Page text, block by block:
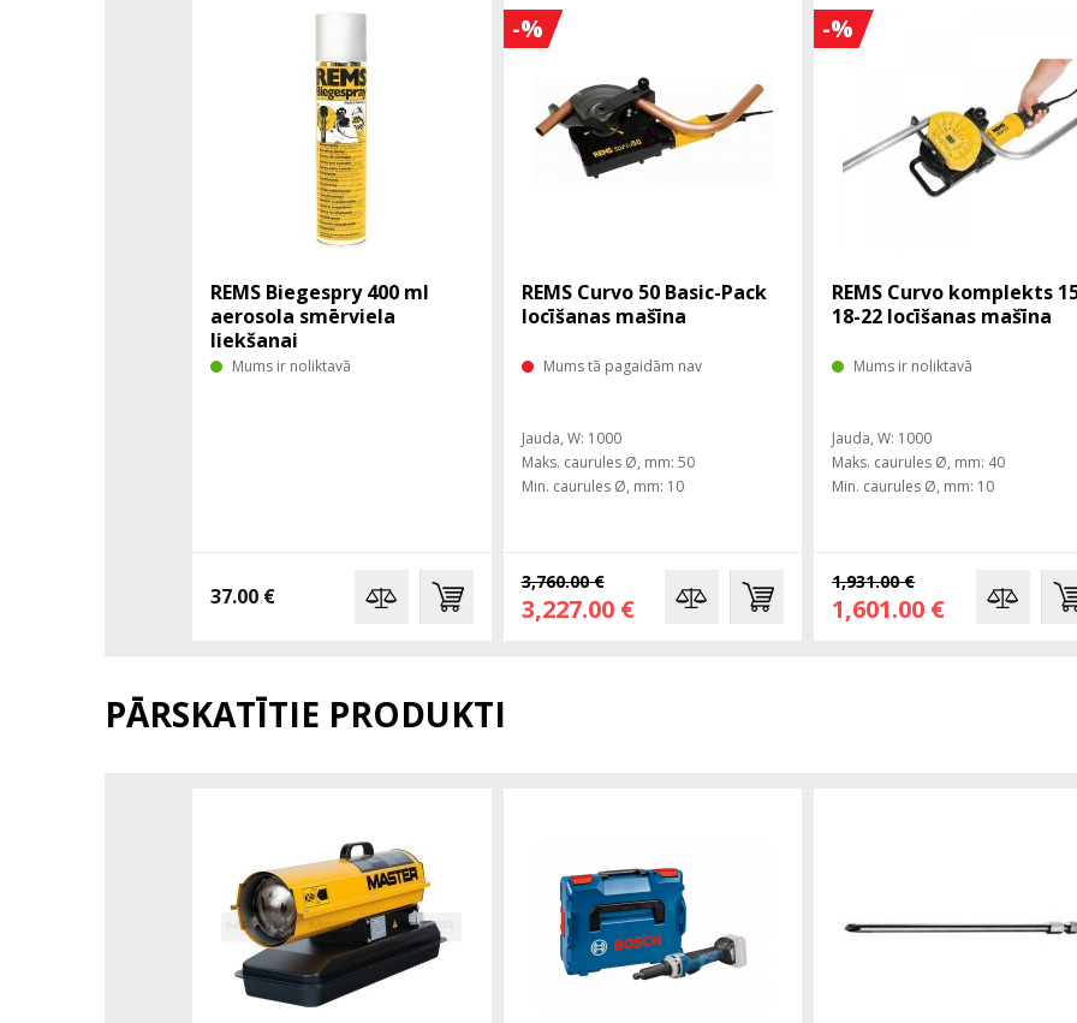
REMS Biegespry 400 ml
aerosola smērviela
liekšanai
Mums ir noliktavā
37.00 €
-%
REMS Curvo 50 Basic-Pack
locīšanas mašīna
Mums tā pagaidām nav
Jauda, ​​W: 1000
Maks. caurules Ø, mm: 50
Min. caurules Ø, mm: 10
3,760.00 €
3,227.00 €
-%
REMS Curvo komplekts
18-22 locīšanas mašīna
Mums ir noliktavā
Jauda, ​​W: 1000
Maks. caurules Ø, mm: 40
Min. caurules Ø, mm: 10
1,931.00 €
1,601.00 €
PĀRSKATĪTIE PRODUKTI